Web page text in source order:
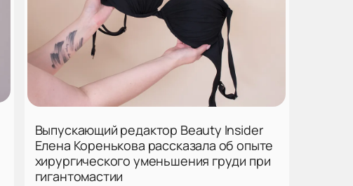
Выпускающий редактор Beauty Insider
Елена Коренькова рассказала об опыте
хирургического уменьшения груди при
гигантомастии